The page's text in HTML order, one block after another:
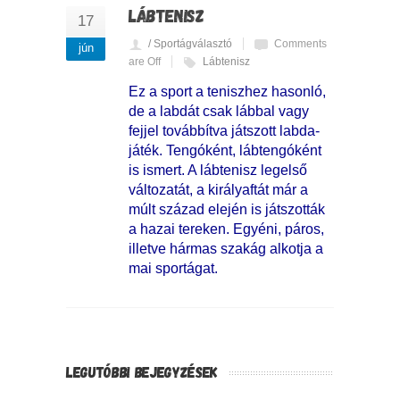
17
jún
LÁBTENISZ
/ Sportágválasztó
Comments
are Off
Lábtenisz
Ez a sport a teniszhez hasonló,
de a labdát csak lábbal vagy
fejjel továbbítva játszott labda­
játék. Tengóként, lábtengóként
is ismert. A lábtenisz legelső
változatát, a királyaftát már a
múlt század elején is játszották
a hazai tereken. Egyéni, páros,
illetve hármas szakág alkotja a
mai sportágat.
LEGUTÓBBI BEJEGYZÉSEK